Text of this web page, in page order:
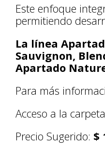
Este enfoque
permitiendo
La línea
Sauvignon,
Apartado
Para más
Acceso a la
Precio Sugerido: $